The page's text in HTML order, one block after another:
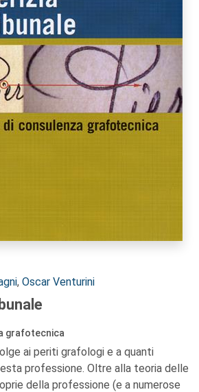
, Oscar Venturini
grafotecnica
ai periti grafologi e a quanti
professione. Oltre alla teoria delle
della professione (e a numerose